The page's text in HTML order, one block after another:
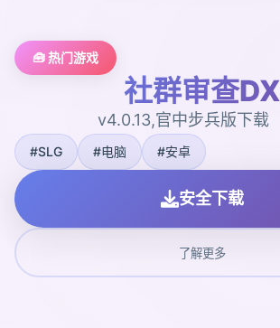
🧰 热门游戏
社群审查DX
v4.0.13,官中步兵版下载
#SLG #电脑 #安卓
安全下载
了解更多